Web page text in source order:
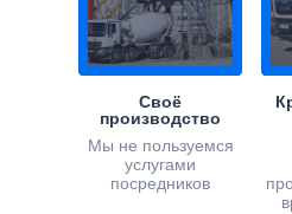
Своё
производство
Мы не пользуемся
услугами
посредников